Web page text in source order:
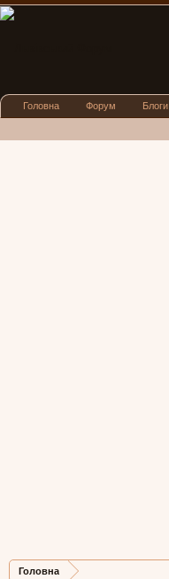
Головна
Головна Форум Блоги